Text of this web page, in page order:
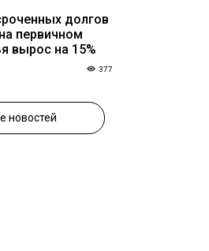
долгов
первичном
вырос на 15%
377
новостей